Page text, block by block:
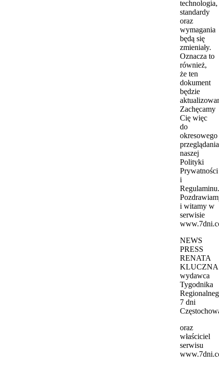
technologia,
standardy
oraz
wymagania
będą się
zmieniały.
Oznacza to
również,
że ten
dokument
będzie
Zachęcamy
Cię więc
do
okresowego
przeglądania
naszej
Polityki
Prywatności
i
Regulaminu.
i witamy w
serwisie
NEWS
PRESS
RENATA
KLUCZNA
wydawca
Tygodnika
7 dni
oraz
właściciel
serwisu